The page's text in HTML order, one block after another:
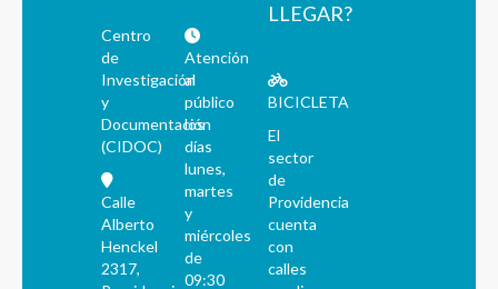
Centro
de
Investigación
y
Documentación
(CIDOC)
Calle
Alberto
Henckel
2317,
Atención
al
público
los
días
lunes,
martes
y
miércoles
de
09:30
LLEGAR?
BICICLETA
El
sector
de
Providencia
cuenta
con
calles